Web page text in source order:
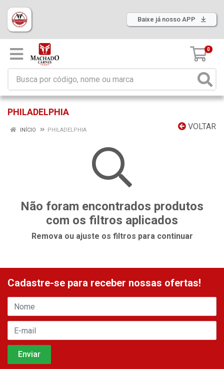
Baixe já nosso APP
0
PHILADELPHIA
VOLTAR
INÍCIO PHILADELPHIA
Não foram encontrados produtos
com os filtros aplicados
Remova ou ajuste os filtros para continuar
Cadastre-se para receber nossas ofertas!